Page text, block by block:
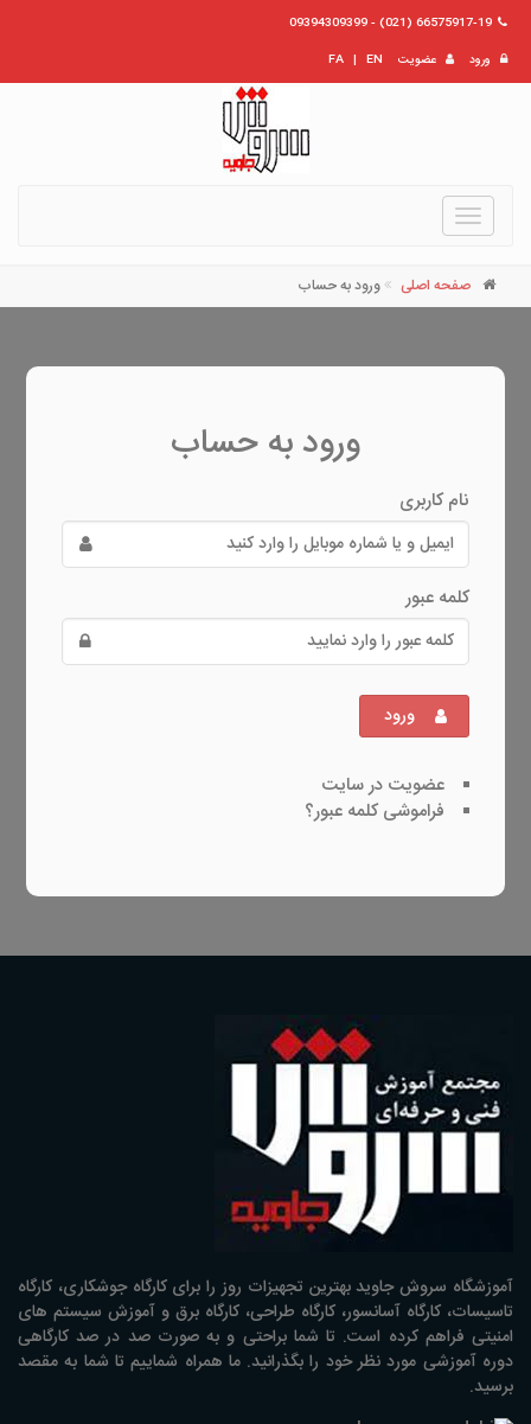
66575917-19 (021) - 09394309399
ورود
عضویت EN
|
FA
Toggle
navigation
صفحه اصلی ورود به حساب
ورود به حساب
نام کاربری
کلمه عبور
ورود
عضویت در سایت
فراموشی کلمه عبور؟
آموزشگاه سروش جاوید بهترین تجهیزات روز را برای کارگاه جوشکاری، کارگاه
تاسیسات، کارگاه آسانسور، کارگاه طراحی، کارگاه برق و آموزش سیستم های
امنیتی فراهم کرده است. تا شما براحتی و به صورت صد در صد کارگاهی
دوره آموزشی مورد نظر خود را بگذرانید. ما همراه شماییم تا شما به مقصد
برسید.